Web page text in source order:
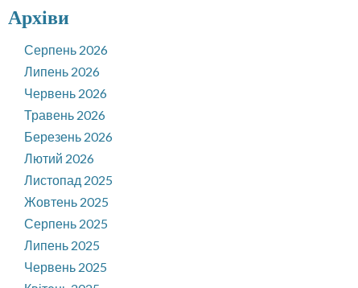
Архіви
Серпень 2026
Липень 2026
Червень 2026
Травень 2026
Березень 2026
Лютий 2026
Листопад 2025
Жовтень 2025
Серпень 2025
Липень 2025
Червень 2025